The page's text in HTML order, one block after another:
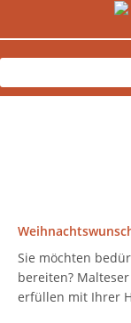
Sie möchten
bereiten?
erfüllen mit Ihrer